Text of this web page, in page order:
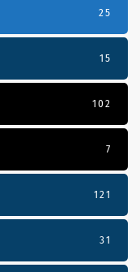
25
15
102
7
121
31